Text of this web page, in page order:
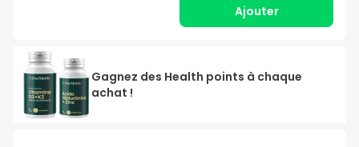
Ajouter
Gagnez des Health points à chaque
achat !